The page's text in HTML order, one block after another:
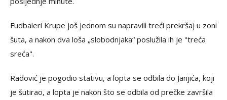
Fudbaleri Krupe još jednom su napravili treći prekršaj u zoni
šuta, a nakon dva loša „slobodnjaka“ poslužila ih je "treća
sreća".
Radović je pogodio stativu, a lopta se odbila do Janjića, koji
je šutirao, a lopta je nakon što se odbila od prečke završila